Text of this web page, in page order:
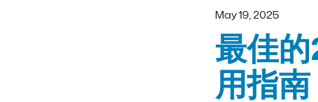
May 19, 2025
最佳
用指南